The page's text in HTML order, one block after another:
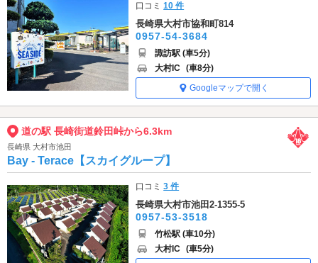
口コミ10 件
長崎県大村市協和町814
0957-54-3684
諏訪駅 (車5分)
大村IC (車8分)
Googleマップで開く
道の駅 長崎街道鈴田峠から6.3km
長崎県 大村市池田
Bay - Terace【スカイグループ】
口コミ3 件
長崎県大村市池田2-1355-5
0957-53-3518
竹松駅 (車10分)
大村IC (車5分)